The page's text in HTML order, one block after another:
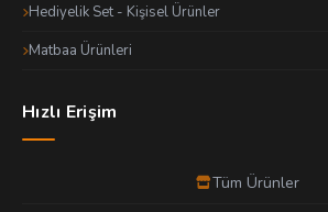
Hediyelik Set - Kişisel Ürünler
Matbaa Ürünleri
Hızlı Erişim
Tüm Ürünler